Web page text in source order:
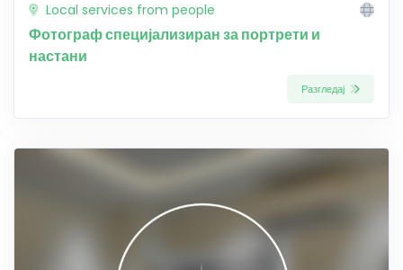
Local services from people
Фотограф специјализиран за портрети и
настани
Разгледај